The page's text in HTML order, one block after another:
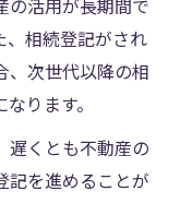
の活用が長期間で
、相続登記がされ
、次世代以降の相
ります。
遅くとも不動産の
記を進めることが